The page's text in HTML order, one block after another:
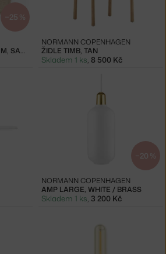
−25 %
TEXTILNÍ PODSEDÁK FORM, SAND ŽIDLE TIMB, TAN
NORMANN COPENHAGEN
Skladem 1 ks, 8 500 Kč
−20 %
AMP LARGE, WHITE / BRASS
NORMANN COPENHAGEN
Skladem 1 ks, 3 200 Kč